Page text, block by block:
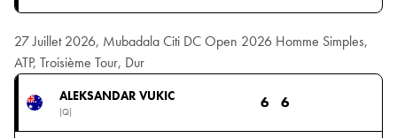
27 Juillet 2026, Mubadala Citi DC Open 2026 Homme Simples,
ATP, Troisième Tour, Dur
ALEKSANDAR VUKIC
(Q)
6 6